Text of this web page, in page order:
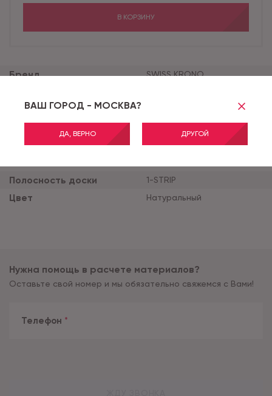
ВАШ ГОРОД - МОСКВА?
ДА, ВЕРНО ДРУГОЙ
Бренд SWISS KRONO
Класс применения
Толщина продукта (мм)
Ширина планки (мм) 191
Полосность доски 1-STRIP
Цвет Натуральный
В КОРЗИНУ
Нужна помощь в расчете материалов?
Оставьте свой номер и мы обязательно свяжемся с Вами!
Телефон *